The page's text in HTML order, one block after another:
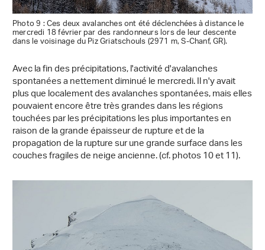
Photo 9 : Ces deux avalanches ont été déclenchées à distance le
mercredi 18 février par des randonneurs lors de leur descente
dans le voisinage du Piz Griatschouls (2971 m, S-Chanf, GR).
Avec la fin des précipitations, l'activité d'avalanches
spontanées a nettement diminué le mercredi. Il n'y avait
plus que localement des avalanches spontanées, mais elles
pouvaient encore être très grandes dans les régions
touchées par les précipitations les plus importantes en
raison de la grande épaisseur de rupture et de la
propagation de la rupture sur une grande surface dans les
couches fragiles de neige ancienne. (cf. photos 10 et 11).